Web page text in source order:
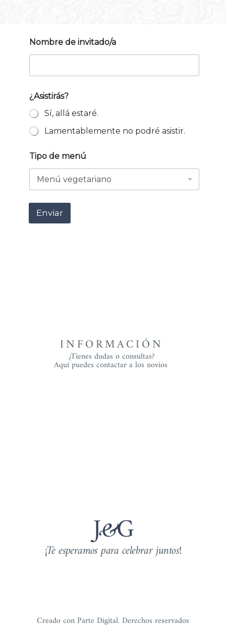
Nombre de invitado/a
o
m
b
r
e
o
¿
s
¿Asistirás?
Sí, allá estaré.
Lamentablemente no podré asistir.
Tipo de menú
Enviar
INFORMACIÓN
¿Tienes dudas o consultas?
Aquí puedes contactar a los novios
J&G
¡Te esperamos para celebrar juntos!
Creado con Parte Digital. Derechos reservados